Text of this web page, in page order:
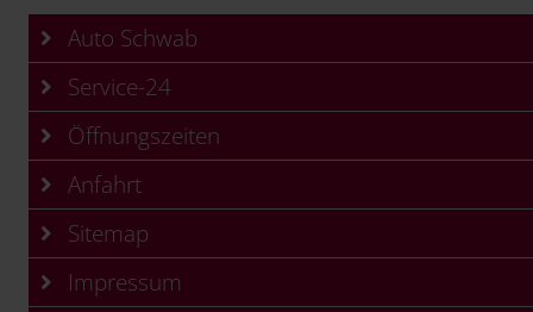
Auto Schwab
Service-24
Öffnungszeiten
Anfahrt
Sitemap
Impressum